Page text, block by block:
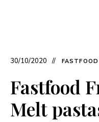
30/10/2020
Fastfood
Melt